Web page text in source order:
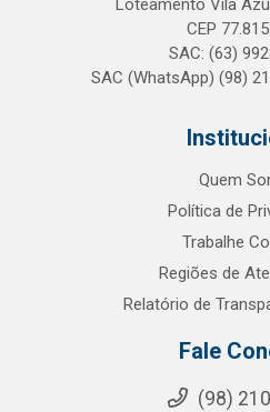
Loteamento Vila
CEP
SAC: (63)
SAC (WhatsApp) (98)
Quem
Política de
Trabalhe
Regiões de
Relatório de
Fale
(98)